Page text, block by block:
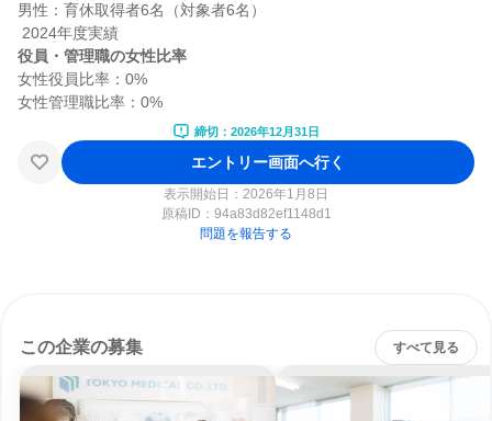
男性：育休取得者6名（対象者6名）
役員・管理職の女性比率
女性役員比率：0%
締切：2026年12月31日
エントリー画面へ行く
表示開始日：2026年1月8日
原稿ID： 94a83d82ef1148d1
問題を報告する
この企業の募集 すべて見る